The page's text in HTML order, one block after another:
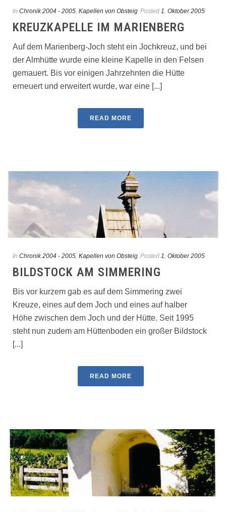
In Chronik 2004 - 2005 Kapellen von Obsteig Posted 1. Oktober 2005
KREUZKAPELLE IM MARIENBERG
Auf dem Marienberg-Joch steht ein Jochkreuz, und bei
der Almhütte wurde eine kleine Kapelle in den Felsen
gemauert. Bis vor einigen Jahrzehnten die Hütte
erneuert und erweitert wurde, war eine [...]
READ MORE
In Chronik 2004 - 2005, Kapellen von Obsteig Posted 1. Oktober 2005
BILDSTOCK AM SIMMERING
Bis vor kurzem gab es auf dem Simmering zwei
Kreuze, eines auf dem Joch und eines auf halber
Höhe zwischen dem Joch und der Hütte. Seit 1995
steht nun zudem am Hüttenboden ein großer Bildstock
[...]
READ MORE